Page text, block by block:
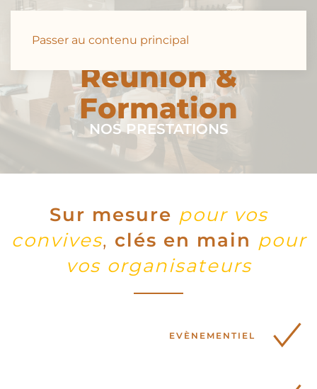
Passer au contenu principal
NOS PRESTATIONS
Réunion &
Formation
Sur mesure pour vos
convives, clés en main pour
vos organisateurs
EVÈNEMENTIEL